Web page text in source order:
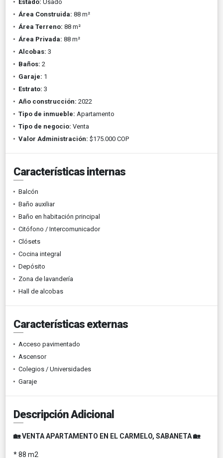
Estado: Usado
Área Construida: 88 m²
Área Terreno: 88 m²
Área Privada: 88 m²
Alcobas: 3
Baños: 2
Garaje: 1
Estrato: 3
Año construcción: 2022
Tipo de inmueble: Apartamento
Tipo de negocio: Venta
Valor Administración: $175.000 COP
Características internas
Balcón
Baño auxiliar
Baño en habitación principal
Citófono / Intercomunicador
Clósets
Cocina integral
Depósito
Zona de lavandería
Hall de alcobas
Características externas
Acceso pavimentado
Ascensor
Colegios / Universidades
Garaje
Descripción Adicional
🏡 VENTA APARTAMENTO EN EL CARMELO, SABANETA 🏡
* 88 m2